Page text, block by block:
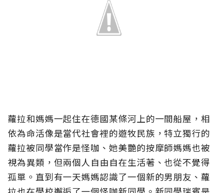
蘿拉和媽媽一起住在德國某條河上的一間船屋，相
依為命活像是當代社會裡的遊牧民族，特立獨行的
蘿拉被同學當作是怪咖、她美艷的按摩師媽媽也被
視為異類，但兩個人自由自在生活著、也從不覺得
孤單。直到有一天媽媽認識了一個新的男朋友、蘿